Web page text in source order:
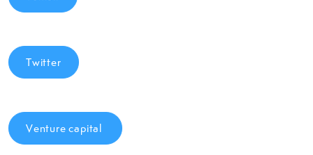
Twitter
Venture capital